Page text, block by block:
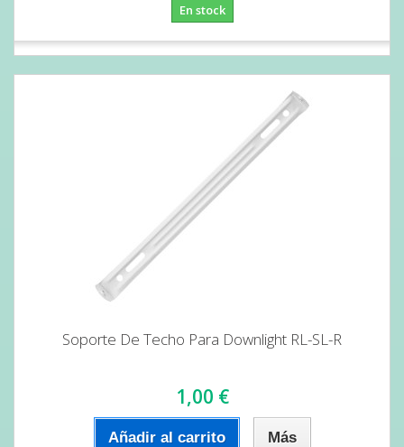
En stock
Soporte De Techo Para Downlight RL-SL-R
1,00 €
Añadir al carrito Más